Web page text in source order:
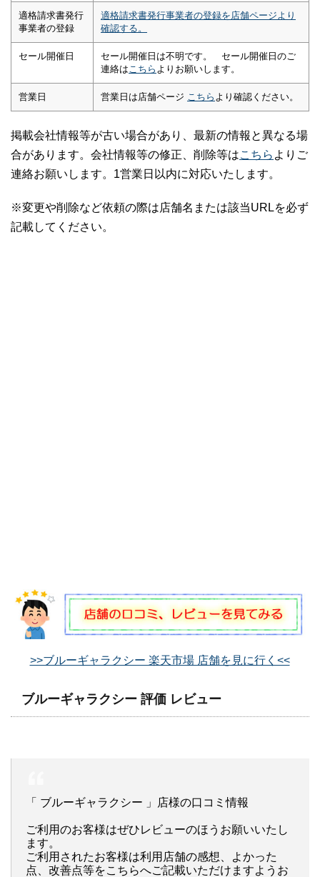
適格請求書発行
事業者の登録
適格請求書発行事業者の登録を店舗ページより
確認する。
セール開催日
セール開催日は不明です。 セール開催日のご
連絡は こちら よりお願いします。
営業日 営業日は店舗ページ こちら より確認ください。
掲載会社情報等が古い場合があり、最新の情報と異なる場
合があります。会社情報等の修正、削除等はこちら よりご
連絡お願いします。1営業日以内に対応いたします。
※変更や削除など依頼の際は店舗名または該当URLを必ず
記載してください。
>>ブルーギャラクシー 楽天市場 店舗を見に行く<<
ブルーギャラクシー 評価 レビュー
「 ブルーギャラクシー 」店様の口コミ情報
ご利用のお客様はぜひレビューのほうお願いいたし
ます。
ご利用されたお客様は利用店舗の感想、よかった
点、改善点等をこちらへご記載いただけますようお